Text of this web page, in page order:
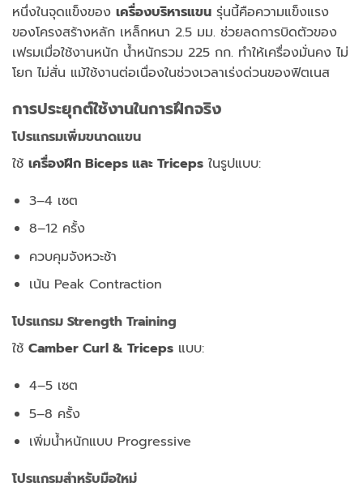
หนึ่งในจุดแข็งของ เครื่องบริหารแขน รุ่นนี้คือความแข็งแรง
ของโครงสร้างหลัก เหล็กหนา 2.5 มม. ช่วยลดการบิดตัวของ
เฟรมเมื่อใช้งานหนัก น้ำหนักรวม 225 กก. ทำให้เครื่องมั่นคง ไม่
โยก ไม่สั่น แม้ใช้งานต่อเนื่องในช่วงเวลาเร่งด่วนของฟิตเนส
การประยุกต์ใช้งานในการฝึกจริง
โปรแกรมเพิ่มขนาดแขน
ใช้ เครื่องฝึก Biceps และ Triceps ในรูปแบบ:
3–4 เซต
8–12 ครั้ง
ควบคุมจังหวะช้า
เน้น Peak Contraction
โปรแกรม Strength Training
ใช้ Camber Curl & Triceps แบบ:
4–5 เซต
5–8 ครั้ง
เพิ่มน้ำหนักแบบ Progressive
โปรแกรมสำหรับมือใหม่